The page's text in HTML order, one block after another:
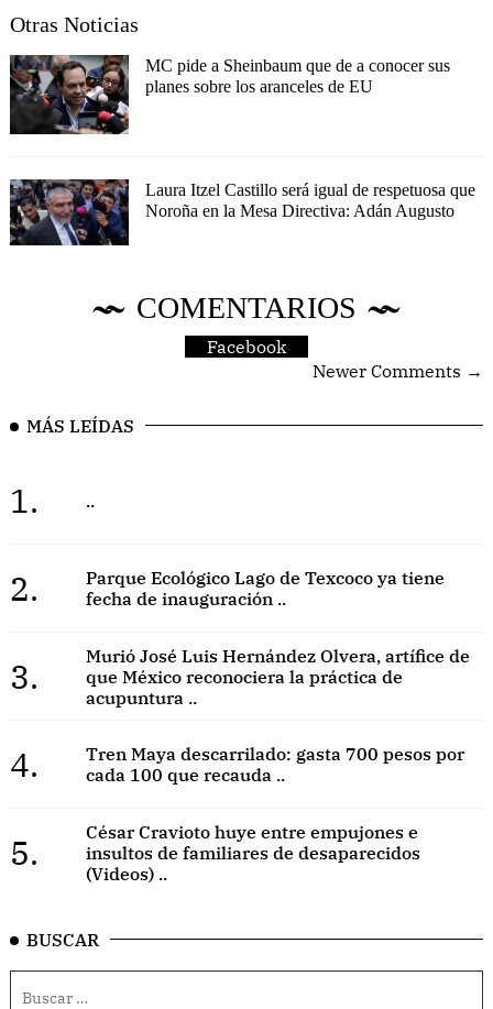
Otras Noticias
MC pide a Sheinbaum que de a conocer sus
planes sobre los aranceles de EU
Laura Itzel Castillo será igual de respetuosa que
Noroña en la Mesa Directiva: Adán Augusto
COMENTARIOS
Facebook
Newer Comments →
MÁS LEÍDAS
1. ..
2.
Parque Ecológico Lago de Texcoco ya tiene
fecha de inauguración ..
3.
Murió José Luis Hernández Olvera, artífice de
que México reconociera la práctica de
acupuntura ..
4.
Tren Maya descarrilado: gasta 700 pesos por
cada 100 que recauda ..
5.
César Cravioto huye entre empujones e
insultos de familiares de desaparecidos
(Videos) ..
BUSCAR